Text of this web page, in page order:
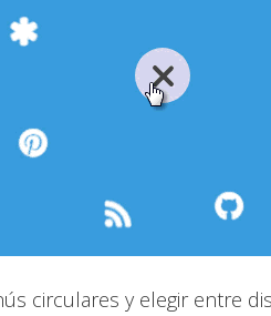
circulares y elegir entre